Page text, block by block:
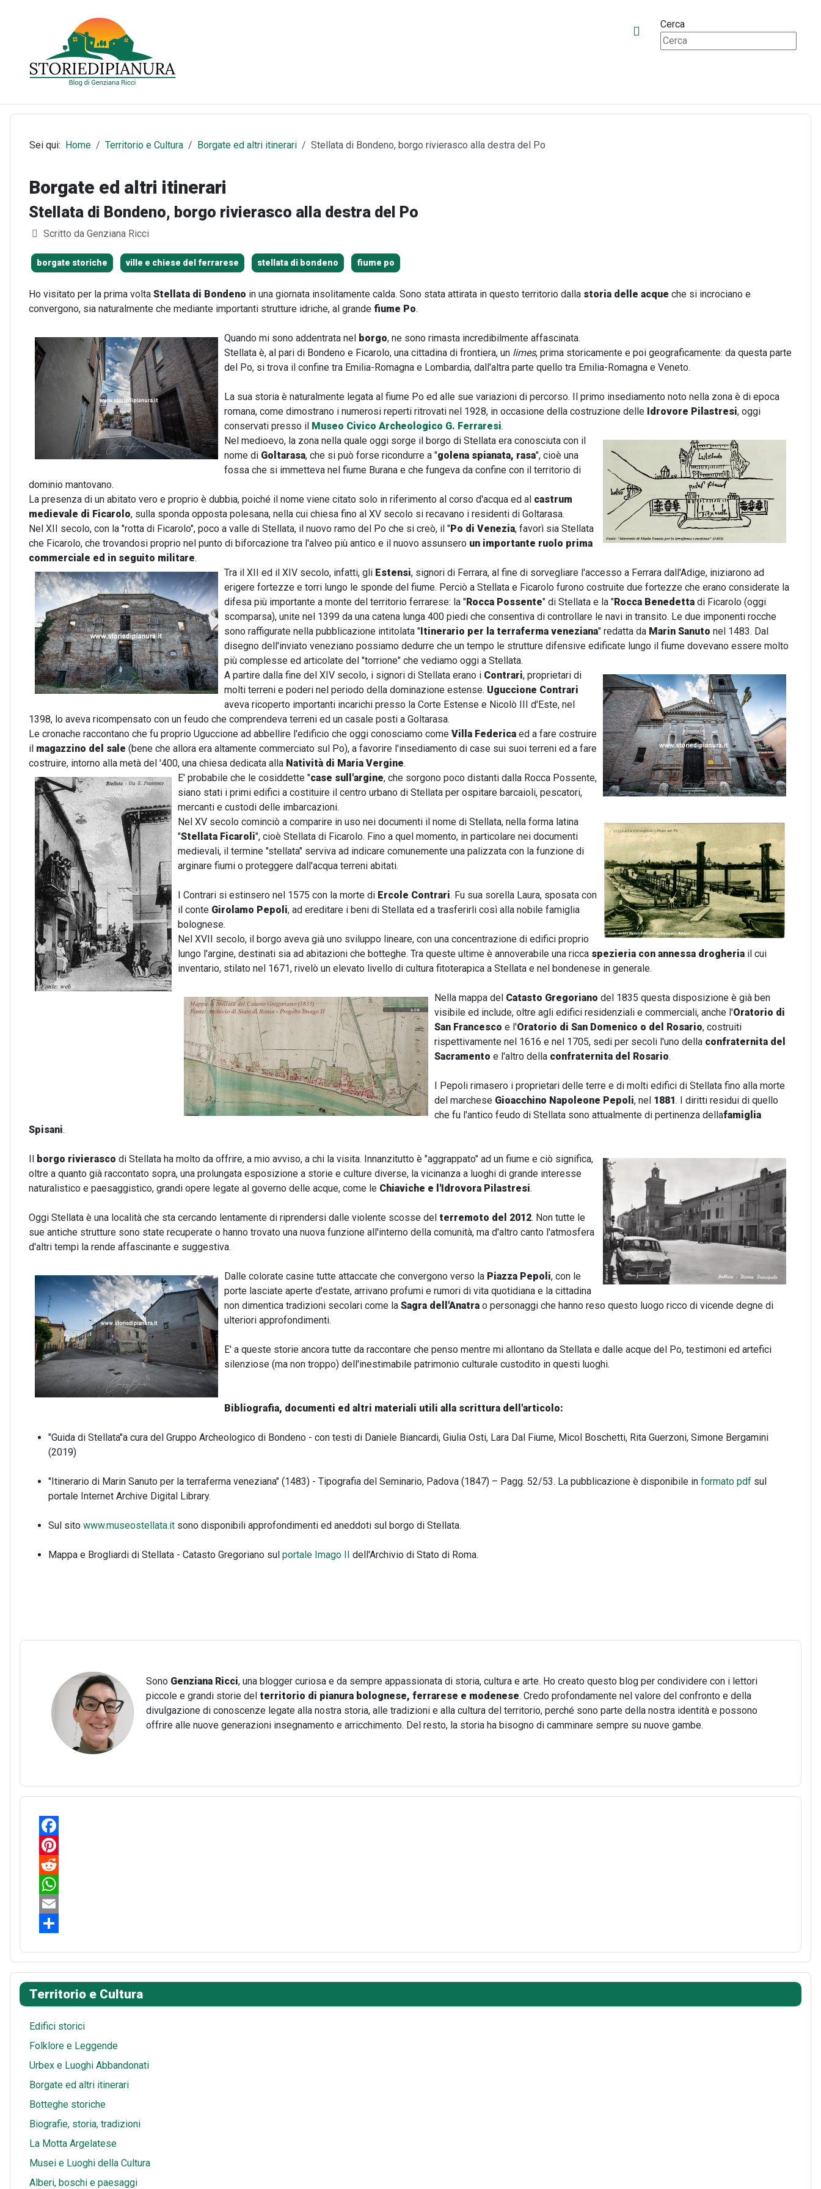
Cerca
Sei qui: Home Territorio e Cultura Borgate ed altri itinerari Stellata di Bondeno, borgo rivierasco alla destra del Po
Borgate ed altri itinerari
Stellata di Bondeno, borgo rivierasco alla destra del Po
Dettagli
Scritto da Genziana Ricci
borgate storiche ville e chiese del ferrarese stellata di bondeno fiume po
Ho visitato per la prima volta Stellata di Bondeno in una giornata insolitamente calda. Sono stata attirata in questo territorio dalla storia delle acque che si incrociano e
convergono, sia naturalmente che mediante importanti strutture idriche, al grande fiume Po.
Quando mi sono addentrata nel borgo, ne sono rimasta incredibilmente affascinata.
Stellata è, al pari di Bondeno e Ficarolo, una cittadina di frontiera, un limes, prima storicamente e poi geograficamente: da questa parte
del Po, si trova il confine tra Emilia-Romagna e Lombardia, dall'altra parte quello tra Emilia-Romagna e Veneto.
La sua storia è naturalmente legata al fiume Po ed alle sue variazioni di percorso. Il primo insediamento noto nella zona è di epoca
romana, come dimostrano i numerosi reperti ritrovati nel 1928, in occasione della costruzione delle Idrovore Pilastresi, oggi
conservati presso il Museo Civico Archeologico G. Ferraresi.
Nel medioevo, la zona nella quale oggi sorge il borgo di Stellata era conosciuta con il
nome di Goltarasa, che si può forse ricondurre a "golena spianata, rasa", cioè una
fossa che si immetteva nel fiume Burana e che fungeva da confine con il territorio di
dominio mantovano.
La presenza di un abitato vero e proprio è dubbia, poiché il nome viene citato solo in riferimento al corso d'acqua ed al castrum
medievale di Ficarolo, sulla sponda opposta polesana, nella cui chiesa fino al XV secolo si recavano i residenti di Goltarasa.
Nel XII secolo, con la "rotta di Ficarolo", poco a valle di Stellata, il nuovo ramo del Po che si creò, il "Po di Venezia, favorì sia Stellata
che Ficarolo, che trovandosi proprio nel punto di biforcazione tra l'alveo più antico e il nuovo assunsero un importante ruolo prima
commerciale ed in seguito militare.
Tra il XII ed il XIV secolo, infatti, gli Estensi, signori di Ferrara, al fine di sorvegliare l'accesso a Ferrara dall'Adige, iniziarono ad
erigere fortezze e torri lungo le sponde del fiume. Perciò a Stellata e Ficarolo furono costruite due fortezze che erano considerate la
difesa più importante a monte del territorio ferrarese: la "Rocca Possente" di Stellata e la "Rocca Benedetta di Ficarolo (oggi
scomparsa), unite nel 1399 da una catena lunga 400 piedi che consentiva di controllare le navi in transito. Le due imponenti rocche
sono raffigurate nella pubblicazione intitolata "Itinerario per la terraferma veneziana" redatta da Marin Sanuto nel 1483. Dal
disegno dell'inviato veneziano possiamo dedurre che un tempo le strutture difensive edificate lungo il fiume dovevano essere molto
più complesse ed articolate del "torrione" che vediamo oggi a Stellata.
A partire dalla fine del XIV secolo, i signori di Stellata erano i Contrari, proprietari di
molti terreni e poderi nel periodo della dominazione estense. Uguccione Contrari
aveva ricoperto importanti incarichi presso la Corte Estense e Nicolò III d'Este, nel
1398, lo aveva ricompensato con un feudo che comprendeva terreni ed un casale posti a Goltarasa.
Le cronache raccontano che fu proprio Uguccione ad abbellire l'edificio che oggi conosciamo come Villa Federica ed a fare costruire
il magazzino del sale (bene che allora era altamente commerciato sul Po), a favorire l'insediamento di case sui suoi terreni ed a fare
costruire, intorno alla metà del '400, una chiesa dedicata alla Natività di Maria Vergine.
E' probabile che le cosiddette "case sull'argine, che sorgono poco distanti dalla Rocca Possente,
siano stati i primi edifici a costituire il centro urbano di Stellata per ospitare barcaioli, pescatori,
mercanti e custodi delle imbarcazioni.
Nel XV secolo cominciò a comparire in uso nei documenti il nome di Stellata, nella forma latina
"Stellata Ficaroli", cioè Stellata di Ficarolo. Fino a quel momento, in particolare nei documenti
medievali, il termine "stellata" serviva ad indicare comunemente una palizzata con la funzione di
arginare fiumi o proteggere dall'acqua terreni abitati.
I Contrari si estinsero nel 1575 con la morte di Ercole Contrari. Fu sua sorella Laura, sposata con
il conte Girolamo Pepoli, ad ereditare i beni di Stellata ed a trasferirli così alla nobile famiglia
bolognese.
Nel XVII secolo, il borgo aveva già uno sviluppo lineare, con una concentrazione di edifici proprio
lungo l'argine, destinati sia ad abitazioni che botteghe. Tra queste ultime è annoverabile una ricca spezieria con annessa drogheria il cui
inventario, stilato nel 1671, rivelò un elevato livello di cultura fitoterapica a Stellata e nel bondenese in generale.
Nella mappa del Catasto Gregoriano del 1835 questa disposizione è già ben
visibile ed include, oltre agli edifici residenziali e commerciali, anche l'Oratorio di
San Francesco e l'Oratorio di San Domenico o del Rosario, costruiti
rispettivamente nel 1616 e nel 1705, sedi per secoli l'uno della confraternita del
Sacramento e l'altro della confraternita del Rosario.
I Pepoli rimasero i proprietari delle terre e di molti edifici di Stellata fino alla morte
del marchese Gioacchino Napoleone Pepoli, nel 1881. I diritti residui di quello
che fu l'antico feudo di Stellata sono attualmente di pertinenza dellafamiglia
Spisani.
Il borgo rivierasco di Stellata ha molto da offrire, a mio avviso, a chi la visita. Innanzitutto è "aggrappato" ad un fiume e ciò significa,
oltre a quanto già raccontato sopra, una prolungata esposizione a storie e culture diverse, la vicinanza a luoghi di grande interesse
naturalistico e paesaggistico, grandi opere legate al governo delle acque, come le Chiaviche e l'Idrovora Pilastresi.
Oggi Stellata è una località che sta cercando lentamente di riprendersi dalle violente scosse del terremoto del 2012. Non tutte le
sue antiche strutture sono state recuperate o hanno trovato una nuova funzione all'interno della comunità, ma d'altro canto l'atmosfera
d'altri tempi la rende affascinante e suggestiva.
Dalle colorate casine tutte attaccate che convergono verso la Piazza Pepoli, con le
porte lasciate aperte d'estate, arrivano profumi e rumori di vita quotidiana e la cittadina
non dimentica tradizioni secolari come la Sagra dell'Anatra o personaggi che hanno reso questo luogo ricco di vicende degne di
ulteriori approfondimenti.
E' a queste storie ancora tutte da raccontare che penso mentre mi allontano da Stellata e dalle acque del Po, testimoni ed artefici
silenziose (ma non troppo) dell'inestimabile patrimonio culturale custodito in questi luoghi.
Bibliografia, documenti ed altri materiali utili alla scrittura dell'articolo:
"Guida di Stellata"a cura del Gruppo Archeologico di Bondeno - con testi di Daniele Biancardi, Giulia Osti, Lara Dal Fiume, Micol Boschetti, Rita Guerzoni, Simone Bergamini
(2019)
"Itinerario di Marin Sanuto per la terraferma veneziana" (1483) - Tipografia del Seminario, Padova (1847) – Pagg. 52/53. La pubblicazione è disponibile in formato pdf sul
portale Internet Archive Digital Library.
Sul sito www.museostellata.it sono disponibili approfondimenti ed aneddoti sul borgo di Stellata.
Mappa e Brogliardi di Stellata - Catasto Gregoriano sul portale Imago II dell'Archivio di Stato di Roma.
Sono Genziana Ricci, una blogger curiosa e da sempre appassionata di storia, cultura e arte. Ho creato questo blog per condividere con i lettori
piccole e grandi storie del territorio di pianura bolognese, ferrarese e modenese. Credo profondamente nel valore del confronto e della
divulgazione di conoscenze legate alla nostra storia, alle tradizioni e alla cultura del territorio, perché sono parte della nostra identità e possono
offrire alle nuove generazioni insegnamento e arricchimento. Del resto, la storia ha bisogno di camminare sempre su nuove gambe.
F
a
c
e
b
o
k
P
n
r
e
s
t
R
e
d
i
t
W
h
t
s
A
p
p
E
a
i
l
h
a
r
e
Territorio e Cultura
Edifici storici
Folklore e Leggende
Urbex e Luoghi Abbandonati
Borgate ed altri itinerari
Botteghe storiche
Biografie, storia, tradizioni
La Motta Argelatese
Musei e Luoghi della Cultura
Alberi, boschi e paesaggi